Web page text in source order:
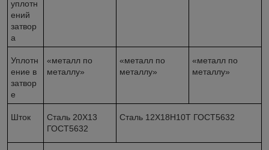
уплотн
ений
затвор
а
Уплотн
ение в
затвор
е
«металл по
металлу»
«металл по
металлу»
«металл по
металлу»
Шток
Сталь 20Х13
ГОСТ5632
Сталь 12Х18Н10Т ГОСТ5632